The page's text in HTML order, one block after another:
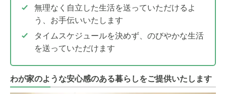
無理なく自立した生活を送っていただけるよ
う、お手伝いいたします
タイムスケジュールを決めず、のびやかな生活
を送っていただけます
わが家のような安心感のある暮らしをご提供いたします